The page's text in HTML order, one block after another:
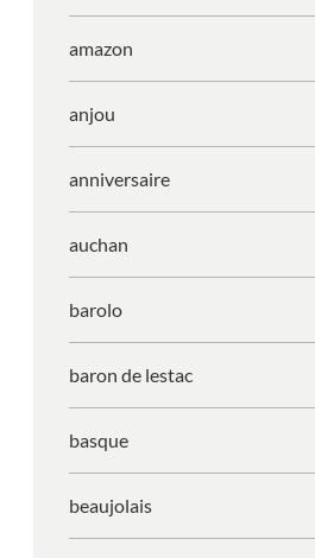
amazon
anjou
anniversaire
auchan
barolo
baron de lestac
basque
beaujolais